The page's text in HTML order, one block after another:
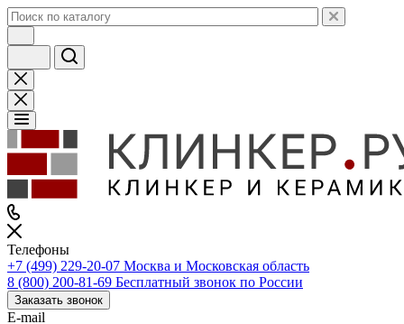
Телефоны
+7 (499) 229-20-07 Москва и Московская область
8 (800) 200-81-69 Бесплатный звонок по России
Заказать звонок
E-mail